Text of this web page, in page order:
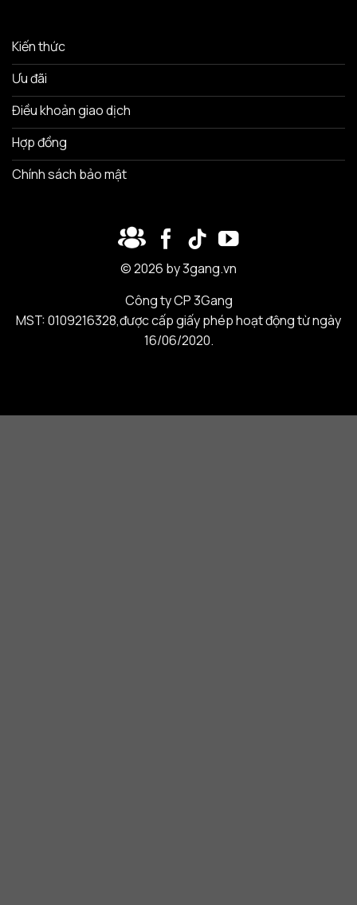
Kiến thức
Ưu đãi
Điều khoản giao dịch
Hợp đồng
Chính sách bảo mật
© 2026 by 3gang.vn
Công ty CP 3Gang
MST: 0109216328,được cấp giấy phép hoạt động từ ngày
16/06/2020.